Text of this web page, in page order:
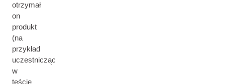
otrzymał
on
produkt
(na
przykład
uczestnicząc
w
teście